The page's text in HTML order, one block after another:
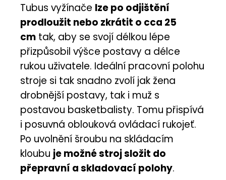
Tubus vyžínače lze po odjištění
prodloužit nebo zkrátit o cca 25
cm tak, aby se svojí délkou lépe
přizpůsobil výšce postavy a délce
rukou uživatele. Ideální pracovní polohu
stroje si tak snadno zvolí jak žena
drobnější postavy, tak i muž s
postavou basketbalisty. Tomu přispívá
i posuvná oblouková ovládací rukojeť.
Po uvolnění šroubu na skládacím
kloubu je možné stroj složit do
přepravní a skladovací polohy.